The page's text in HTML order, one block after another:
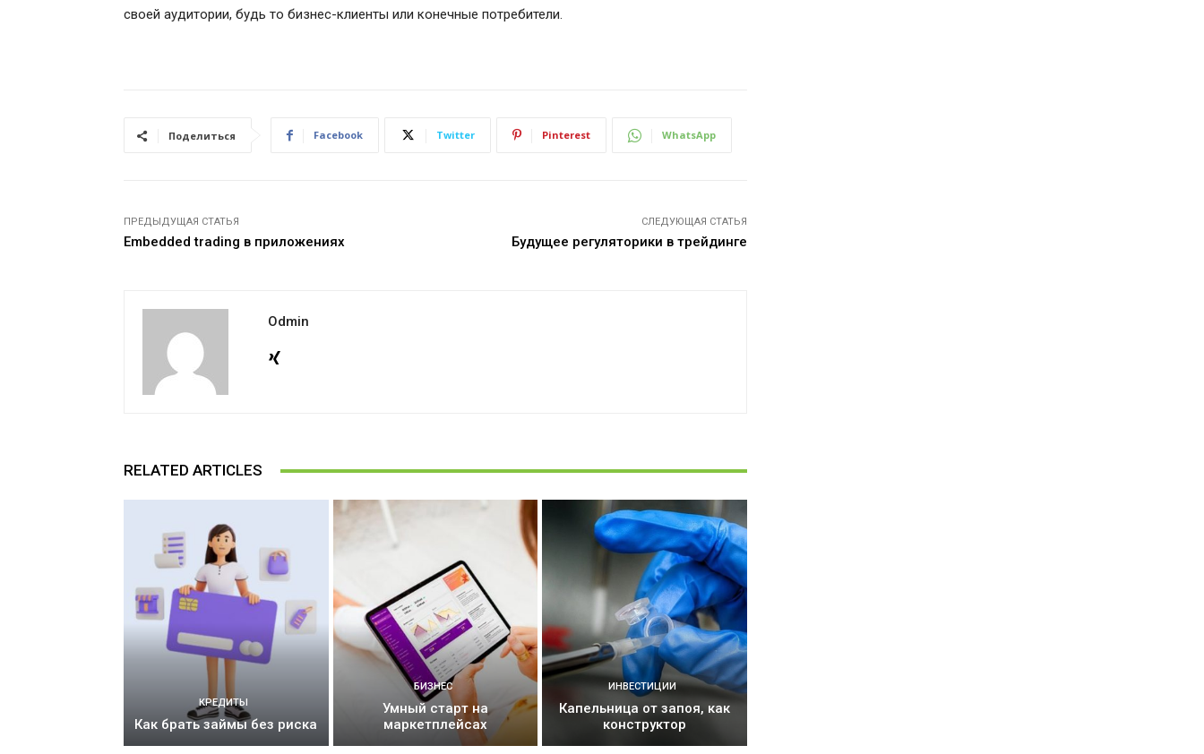
своей аудитории, будь то бизнес-клиенты или конечные потребители.
Поделиться Facebook Twitter Pinterest WhatsApp
ПРЕДЫДУЩАЯ СТАТЬЯ
Embedded trading в приложениях
СЛЕДУЮЩАЯ СТАТЬЯ
Будущее регуляторики в трейдинге
Odmin
RELATED ARTICLES
КРЕДИТЫ
Как брать займы без риска
БИЗНЕС
Умный старт на
маркетплейсах
ИНВЕСТИЦИИ
Капельница от запоя, как
конструктор